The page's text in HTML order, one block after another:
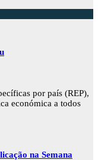
por país (REP),
económica a todos
na Semana